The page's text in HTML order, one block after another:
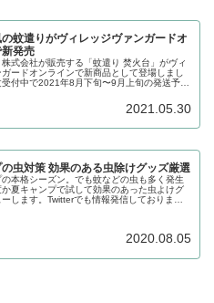
蚊遣りがヴィレッジヴァンガードオ
発売
式会社が販売する「蚊遣り 焚火台」がヴィ
ードオンラインで新商品として登場しまし
付中で2021年8月下旬〜9月上旬の発送予定
2021.05.30
虫対策 効果のある虫除けグッズ厳選
本格シーズン。でも蚊などの虫も多く発生
か夏キャンプで試して効果のあった虫よけグ
します。Twitterでも情報発信しておりま
2020.08.05